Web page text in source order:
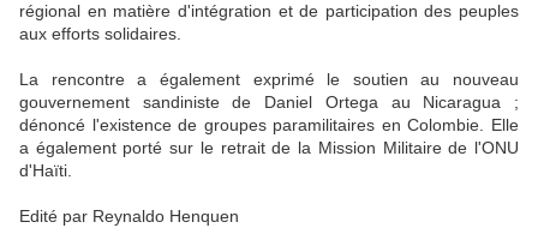
régional en matière d'intégration et de participation des peuples
aux efforts solidaires.
La rencontre a également exprimé le soutien au nouveau
gouvernement sandiniste de Daniel Ortega au Nicaragua ;
dénoncé l'existence de groupes paramilitaires en Colombie. Elle
a également porté sur le retrait de la Mission Militaire de l'ONU
d'Haïti.
Edité par Reynaldo Henquen